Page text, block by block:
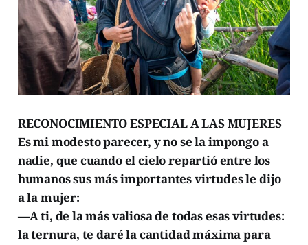
RECONOCIMIENTO ESPECIAL A LAS MUJERES
Es mi modesto parecer, y no se la impongo a
nadie, que cuando el cielo repartió entre los
humanos sus más importantes virtudes le dijo
a la mujer:
—A ti, de la más valiosa de todas esas virtudes:
la ternura, te daré la cantidad máxima para